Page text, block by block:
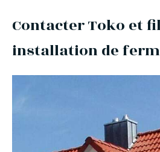
Contacter Toko et
installation de